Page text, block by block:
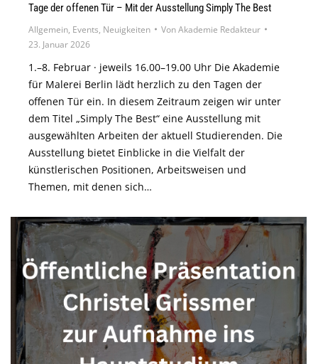
Tage der offenen Tür – Mit der Ausstellung Simply The Best
Allgemein, Events, Neuigkeiten VonAkademie Redakteur
23. Januar 2026
1.–8. Februar · jeweils 16.00–19.00 Uhr Die Akademie
für Malerei Berlin lädt herzlich zu den Tagen der
offenen Tür ein. In diesem Zeitraum zeigen wir unter
dem Titel „Simply The Best“ eine Ausstellung mit
ausgewählten Arbeiten der aktuell Studierenden. Die
Ausstellung bietet Einblicke in die Vielfalt der
künstlerischen Positionen, Arbeitsweisen und
Themen, mit denen sich…